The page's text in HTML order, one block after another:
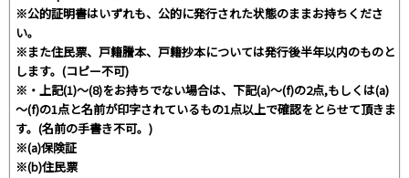
※公的証明書はいずれも、公的に発行された状態のままお持ちくださ
い。
※また住民票、戸籍謄本、戸籍抄本については発行後半年以内のものと
します。(コピー不可)
※・上記(1)～(8)をお持ちでない場合は、下記(a)～(f)の2点,もしくは(a)
～(f)の1点と名前が印字されているもの1点以上で確認をとらせて頂きま
す。(名前の手書き不可。)
※(a)保険証
※(b)住民票